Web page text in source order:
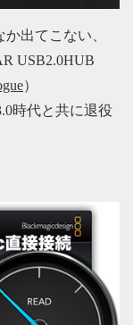
出てこない、
USB2.0HUB
）
時代と共に退役